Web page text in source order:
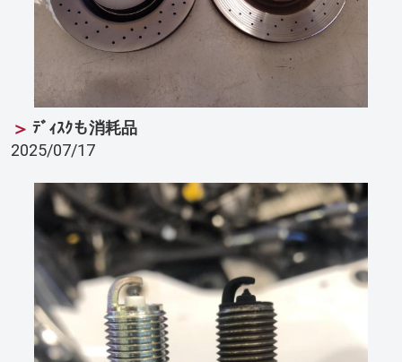
ﾃﾞｨｽｸも消耗品
2025/07/17